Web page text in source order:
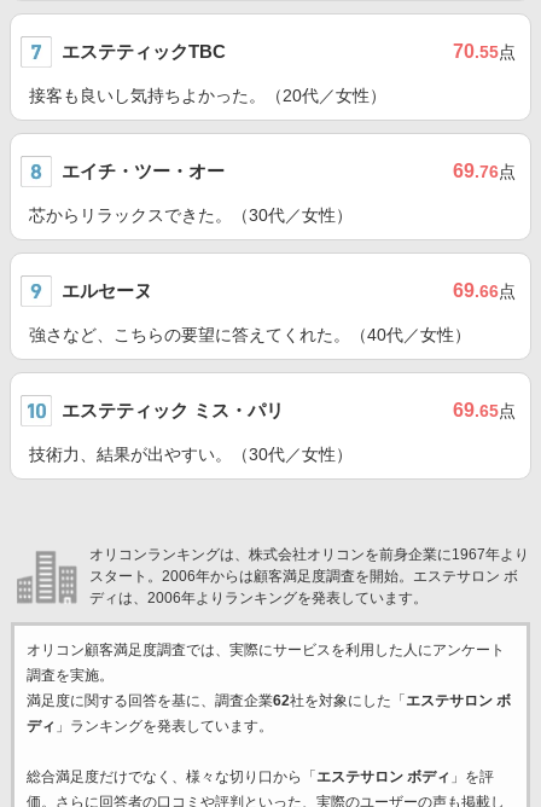
エステティックTBC 70.55点
接客も良いし気持ちよかった。（20代／女性）
エイチ・ツー・オー 69.76点
芯からリラックスできた。（30代／女性）
エルセーヌ 69.66点
強さなど、こちらの要望に答えてくれた。（40代／女性）
エステティック ミス・パリ 69.65点
技術力、結果が出やすい。（30代／女性）
オリコンランキングは、株式会社オリコンを前身企業に1967年より
スタート。2006年からは顧客満足度調査を開始。エステサロン ボ
ディは、2006年よりランキングを発表しています。
オリコン顧客満足度調査では、実際にサービスを利用した 人にアンケート
調査を実施。
満足度に関する回答を基に、調査企業62社を対象にした「 エステサロン ボ
ディ 」ランキングを発表しています。
総合満足度だけでなく、様々な切り口から「 エステサロン ボディ 」を評
価。さらに回答者の口コミや評判といった、実際のユーザーの声も掲載し